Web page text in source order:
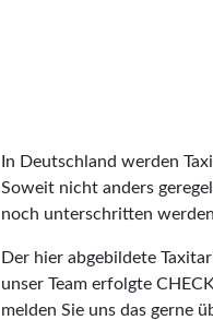
In Deutschland werden
Soweit nicht anders
noch unterschritten
Der hier abgebildete
unser Team erfolgte
melden Sie uns das gerne